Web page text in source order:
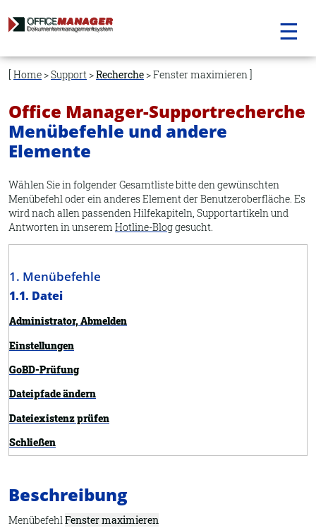
Navigation
überspringen
☰
Home >Support >Recherche > Fenster maximieren
Office Manager-Supportrecherche
Menübefehle und andere
Elemente
Wählen Sie in folgender Gesamtliste bitte den gewünschten
Menübefehl oder ein anderes Element der Benutzeroberfläche. Es
wird nach allen passenden Hilfekapiteln, Supportartikeln und
Antworten in unserem Hotline-Bloggesucht.
1. Menübefehle
1.1. Datei
Administrator, Abmelden
Einstellungen
GoBD-Prüfung
Dateipfade ändern
Dateiexistenz prüfen
Schließen
Übersicht
Felder definieren
Beschreibung
MenübefehlFenster maximieren